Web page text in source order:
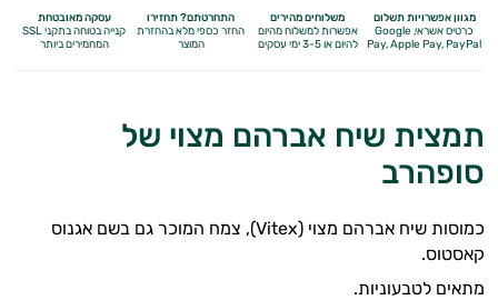
בעיות עיכול
בעיות שינה
גברים
מגוון אפשרויות תשלום
כרטיס אשראי, Google
Pay,Apple Pay, PayPal
משלוחים מהירים
אפשרות למשלוח מהיום
להיום או 3-5 ימי עסקים
התחרטתם? תחזירו
החזר כספי מלאבהחזרת
המוצר
עסקה מאובטחת
קנייה בטוחה בתקני SSL
המחמירים ביותר
תמצית שיח אברהם מצוי של
סופהרב
כמוסות שיח אברהם מצוי (Vitex), צמח המוכר גם בשם אגנוס
קאסטוס.
מתאים לטבעוניות.